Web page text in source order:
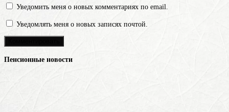
Уведомить меня о новых комментариях по email.
Уведомлять меня о новых записях почтой.
Пенсионные новости